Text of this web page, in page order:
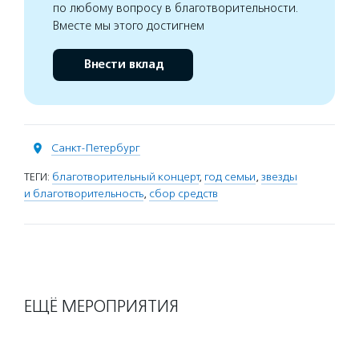
по любому вопросу в благотворительности.
Вместе мы этого достигнем
Внести вклад
Санкт-Петербург
ТЕГИ: благотворительный концерт, год семьи, звезды
и благотворительность, сбор средств
ЕЩЁ МЕРОПРИЯТИЯ